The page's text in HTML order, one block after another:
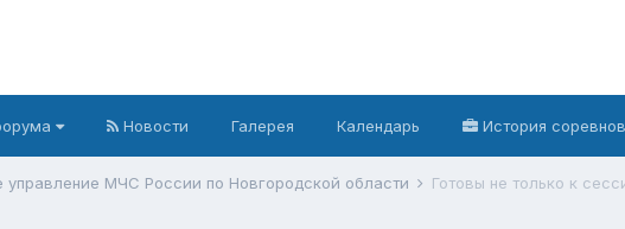
Новости Галерея Календарь История
управление МЧС России по Новгородской области Готовы не только к